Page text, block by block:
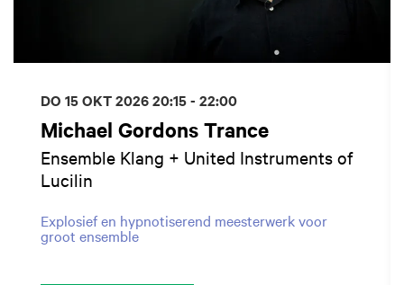
Michael Gordons Trance
Ensemble Klang + United Instruments of
Lucilin
Explosief en hypnotiserend meesterwerk voor
groot ensemble
DO 15 OKT 202620:15 - 22:00